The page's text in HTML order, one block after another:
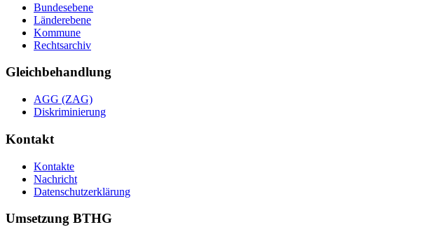
Bundesebene
Länderebene
Kommune
Rechtsarchiv
Gleichbehandlung
AGG (ZAG)
Diskriminierung
Kontakt
Kontakte
Nachricht
Datenschutzerklärung
Umsetzung BTHG